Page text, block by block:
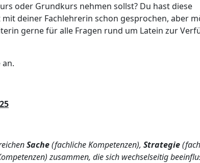
oder Grundkurs nehmen sollst? Du hast diese
deiner Fachlehrerin schon gesprochen, aber
gerne für alle Fragen rund um Latein zur
Sache(fachliche Kompetenzen), Strategie
zusammen, die sich wechselseitig